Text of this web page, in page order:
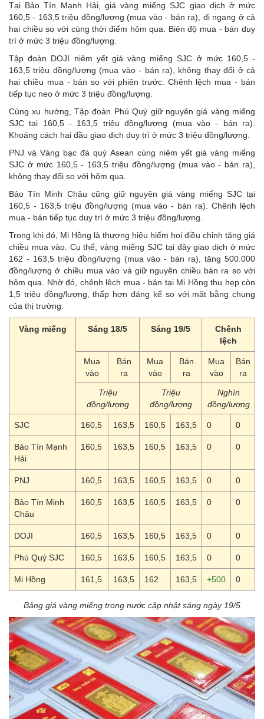
Tại Bảo Tín Mạnh Hải, giá vàng miếng SJC giao dịch ở mức
160,5 - 163,5 triệu đồng/lượng (mua vào - bán ra), đi ngang ở cả
hai chiều so với cùng thời điểm hôm qua. Biên độ mua - bán duy
trì ở mức 3 triệu đồng/lượng.
Tập đoàn DOJI niêm yết giá vàng miếng SJC ở mức 160,5 -
163,5 triệu đồng/lượng (mua vào - bán ra), không thay đổi ở cả
hai chiều mua - bán so với phiên trước. Chênh lệch mua - bán
tiếp tục neo ở mức 3 triệu đồng/lượng.
Cùng xu hướng, Tập đoàn Phú Quý giữ nguyên giá vàng miếng
SJC tại 160,5 - 163,5 triệu đồng/lượng (mua vào - bán ra).
Khoảng cách hai đầu giao dịch duy trì ở mức 3 triệu đồng/lượng.
PNJ và Vàng bạc đá quý Asean cùng niêm yết giá vàng miếng
SJC ở mức 160,5 - 163,5 triệu đồng/lượng (mua vào - bán ra),
không thay đổi so với hôm qua.
Bảo Tín Minh Châu cũng giữ nguyên giá vàng miếng SJC tại
160,5 - 163,5 triệu đồng/lượng (mua vào - bán ra). Chênh lệch
mua - bán tiếp tục duy trì ở mức 3 triệu đồng/lượng.
Trong khi đó, Mi Hồng là thương hiệu hiếm hoi điều chỉnh tăng giá
chiều mua vào. Cụ thể, vàng miếng SJC tại đây giao dịch ở mức
162 - 163,5 triệu đồng/lượng (mua vào - bán ra), tăng 500.000
đồng/lượng ở chiều mua vào và giữ nguyên chiều bán ra so với
hôm qua. Nhờ đó, chênh lệch mua - bán tại Mi Hồng thu hẹp còn
1,5 triệu đồng/lượng, thấp hơn đáng kể so với mặt bằng chung
của thị trường.
Vàng miếng Sáng 18/5 Sáng 19/5
Chênh
lệch
Mua
vào
Bán
ra
Mua
vào
Bán
ra
Mua
vào
Bán
ra
Triệu
đồng/lượng
Triệu
đồng/lượng
Nghìn
đồng/lượng
SJC 160,5 163,5 160,5 163,5 0 0
Bảo Tín Mạnh
Hải
160,5 163,5 160,5 163,5 0 0
PNJ 160,5 163,5 160,5 163,5 0 0
Bảo Tín Minh
Châu
160,5 163,5 160,5 163,5 0 0
DOJI 160,5 163,5 160,5 163,5 0 0
Phú Quý SJC 160,5 163,5 160,5 163,5 0 0
Mi Hồng 161,5 163,5 162 163,5 +500 0
Bảng giá vàng miếng trong nước cập nhật sáng ngày 19/5